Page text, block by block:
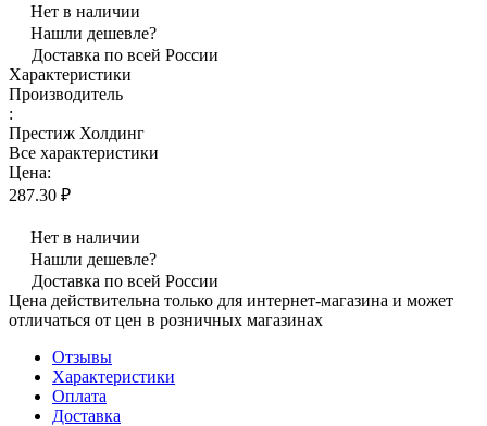
Нет в наличии
Нашли дешевле?
Доставка по всей России
Характеристики
Производитель
:
Престиж Холдинг
Все характеристики
Цена:
287.30 ₽
Нет в наличии
Нашли дешевле?
Доставка по всей России
Цена действительна только для интернет-магазина и может
отличаться от цен в розничных магазинах
Отзывы
Характеристики
Оплата
Доставка